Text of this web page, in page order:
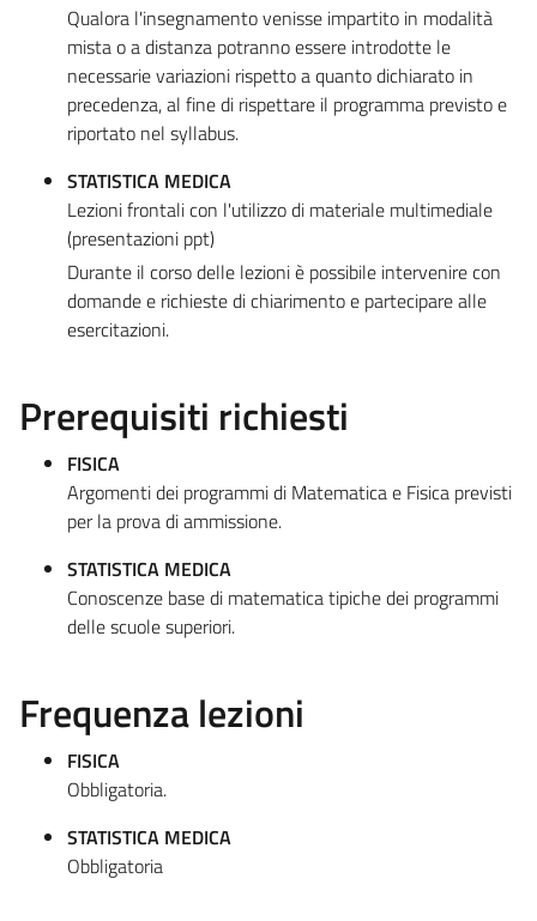
Qualora l'insegnamento venisse impartito in modalità
mista o a distanza potranno essere introdotte le
necessarie variazioni rispetto a quanto dichiarato in
precedenza, al fine di rispettare il programma previsto e
riportato nel syllabus.
STATISTICA MEDICA
Lezioni frontali con l'utilizzo di materiale multimediale
(presentazioni ppt)
Durante il corso delle lezioni è possibile intervenire con
domande e richieste di chiarimento e partecipare alle
esercitazioni.
Prerequisiti richiesti
FISICA
Argomenti dei programmi di Matematica e Fisica previsti
per la prova di ammissione.
STATISTICA MEDICA
Conoscenze base di matematica tipiche dei programmi
delle scuole superiori.
Frequenza lezioni
FISICA
Obbligatoria.
STATISTICA MEDICA
Obbligatoria